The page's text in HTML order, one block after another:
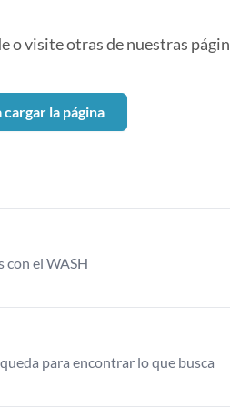
o visite otras de nuestras
la página
con el WASH
para encontrar lo que busca